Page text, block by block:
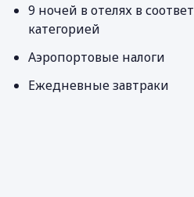
9 ночей в отелях в
категорией
Аэропортовые налоги
Ежедневные завтраки